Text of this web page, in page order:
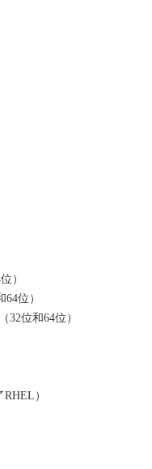
）
64位）
（32位和64位）
）